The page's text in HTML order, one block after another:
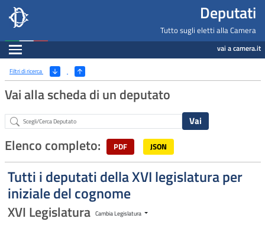
Deputati, Camera dei Deputati -
Salta al contenuto principale
Salta al menu di navigazione Deputati
Tutto sugli eletti alla Camera
Espandi vai a camera.it
Ricerca
Filtri di ricerca (Apri/Chiudi filtri)
Vai alla scheda di un deputato
Abstract
Elenco completo: PDF JSON
Tutti i deputati della XVI legislatura per
iniziale del cognome
XVI Legislatura Cambia Legislatura
Navigazione pagine di servizio
Fine pagina
Salta al contenuto principale
Salta al menu di navigazione
Vai a inizio pagina